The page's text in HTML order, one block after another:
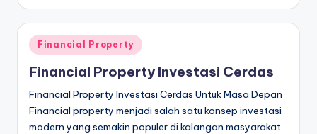
Posted
in
Financial Property
Financial Property Investasi Cerdas
Financial Property Investasi Cerdas Untuk Masa Depan
Financial property menjadi salah satu konsep investasi
modern yang semakin populer di kalangan masyarakat